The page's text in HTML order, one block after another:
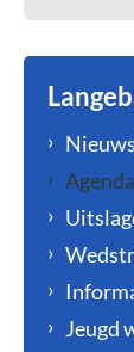
Nieuws
Agenda
Jeugd